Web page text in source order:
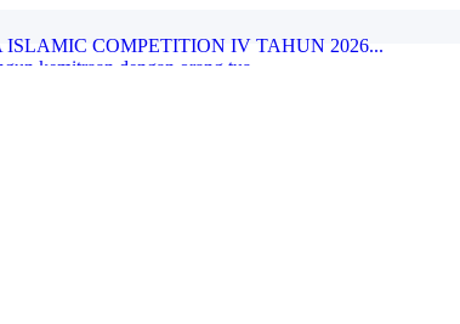
kemitraan dengan orang tua...
Pramuka Penegak dan Pelatihan Kepramukaan Tingkat...
ISLAMIC COMPETITION IV TAHUN 2026...